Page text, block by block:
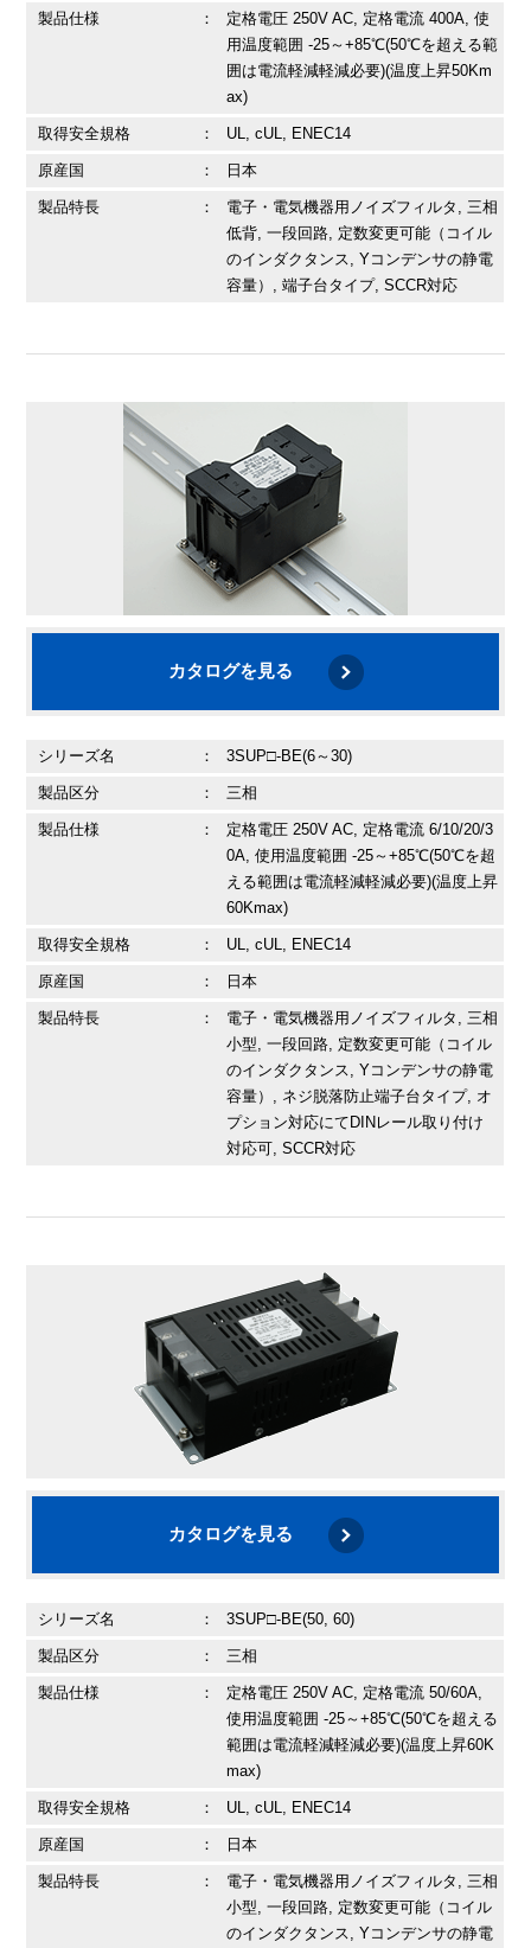
製品仕様 ：
定格電圧 250V AC, 定格電流 400A, 使
用温度範囲 -25～+85℃(50℃を超える範
囲は電流軽減軽減必要)(温度上昇50Km
ax)
取得安全規格 ： UL, cUL, ENEC14
原産国 ： 日本
製品特長 ：
電子・電気機器用ノイズフィルタ, 三相
低背, 一段回路, 定数変更可能（コイル
のインダクタンス, Yコンデンサの静電
容量）, 端子台タイプ, SCCR対応
カタログを見る
シリーズ名 ： 3SUP□-BE(6～30)
製品区分 ： 三相
製品仕様 ：
定格電圧 250V AC, 定格電流 6/10/20/3
0A, 使用温度範囲 -25～+85℃(50℃を超
える範囲は電流軽減軽減必要)(温度上昇
60Kmax)
取得安全規格 ： UL, cUL, ENEC14
原産国 ： 日本
製品特長 ：
電子・電気機器用ノイズフィルタ, 三相
小型, 一段回路, 定数変更可能（コイル
のインダクタンス, Yコンデンサの静電
容量）, ネジ脱落防止端子台タイプ, オ
プション対応にてDINレール取り付け
対応可, SCCR対応
カタログを見る
シリーズ名 ： 3SUP□-BE(50, 60)
製品区分 ： 三相
製品仕様 ：
定格電圧 250V AC, 定格電流 50/60A,
使用温度範囲 -25～+85℃(50℃を超える
範囲は電流軽減軽減必要)(温度上昇60K
max)
取得安全規格 ： UL, cUL, ENEC14
原産国 ： 日本
製品特長 ：
電子・電気機器用ノイズフィルタ, 三相
小型, 一段回路, 定数変更可能（コイル
のインダクタンス, Yコンデンサの静電